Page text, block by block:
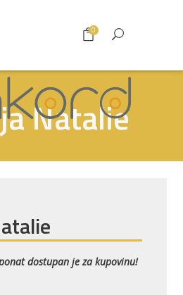
što je novo
0
Natalie
dostupan je za kupovinu!